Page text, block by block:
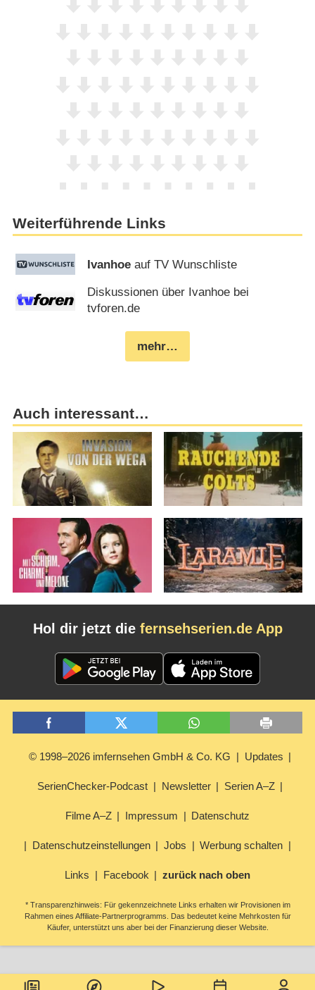
Weiterführende Links
Ivanhoe auf TV Wunschliste
Diskussionen über Ivanhoe bei
tvforen.de
mehr…
Auch interessant…
Hol dir jetzt die fernsehserien.de App
© 1998–2026 imfernsehen GmbH & Co. KG Updates
SerienChecker-Podcast Newsletter Serien A–Z
Filme A–Z Impressum Datenschutz
Datenschutzeinstellungen Jobs Werbung schalten
Links Facebook zurück nach oben
* Transparenzhinweis: Für gekennzeichnete Links erhalten wir Provisionen im
Rahmen eines Affiliate-Partnerprogramms. Das bedeutet keine Mehrkosten für
Käufer, unterstützt uns aber bei der Finanzierung dieser Website.